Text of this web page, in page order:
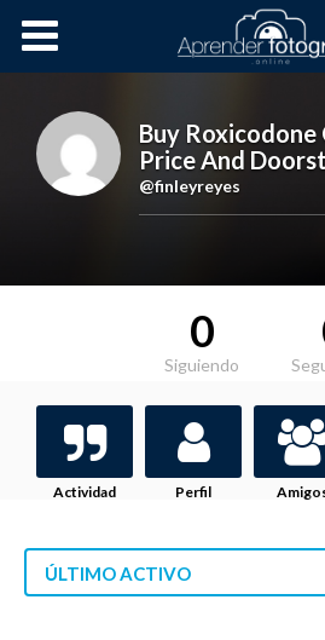
Cursos OnLine
Buy
Price And
@finleyreyes
0
Siguiendo
Actividad Perfil
ÚLTIMO ACTIVO